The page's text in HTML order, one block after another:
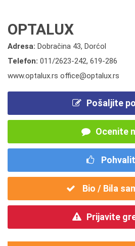
OPTALUX
Adresa: Dobračina 43, Dorćol
Telefon: 011/2623-242, 619-286
www.optalux.rs office@optalux.rs
Pošaljite
Ocenite
Bio / Bila
Prijavite